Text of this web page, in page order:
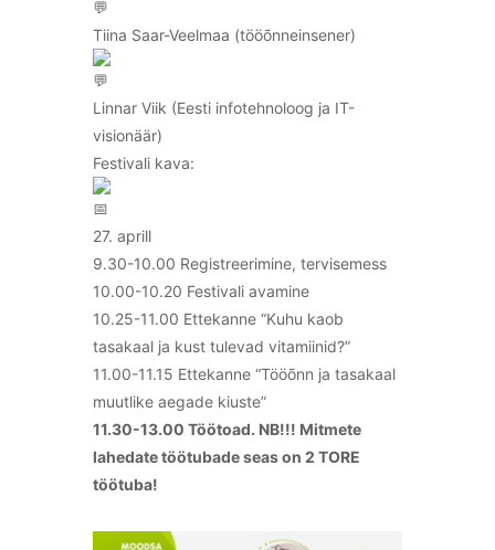
Tiina Saar-Veelmaa (tööõnneinsener)
Linnar Viik (Eesti infotehnoloog ja IT-
visionäär)
Festivali kava:
27. aprill
9.30-10.00 Registreerimine, tervisemess
10.00-10.20 Festivali avamine
10.25-11.00 Ettekanne “Kuhu kaob
tasakaal ja kust tulevad vitamiinid?”
11.00-11.15 Ettekanne “Tööõnn ja tasakaal
muutlike aegade kiuste”
11.30-13.00 Töötoad. NB!!! Mitmete
lahedate töötubade seas on 2 TORE
töötuba!